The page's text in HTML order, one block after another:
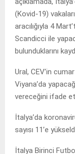
(Kovid-19)
aracılığıyla 4
Scandicci ile
bulunduklarını
Ural, CEV’in
Viyana’da
vereceğini ifade
İtalya’da
sayısı 11’e
İtalya Birinci